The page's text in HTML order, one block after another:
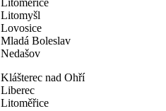
Litoměřice
Litomyšl
Lovosice
Mladá Boleslav
Nedašov
Klášterec nad Ohří
Liberec
Litoměřice